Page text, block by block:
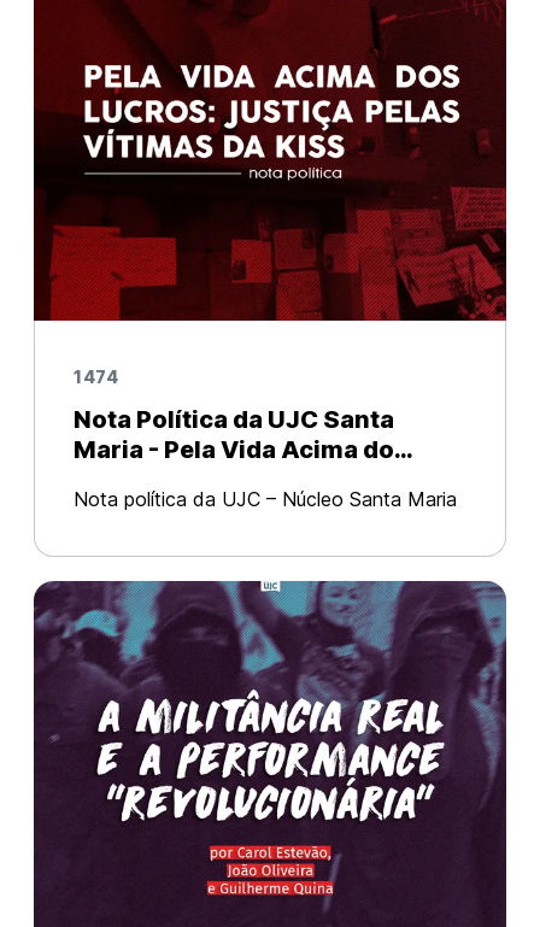
1474
Nota Política da UJC Santa
Maria - Pela Vida Acima do
Kiss!
Nota política da UJC – Núcleo Santa Maria
quarenta e dois jovens foram mortos em
decorrência de uma tragédia ocorrida na
Boate Kiss, em Santa Maria, c